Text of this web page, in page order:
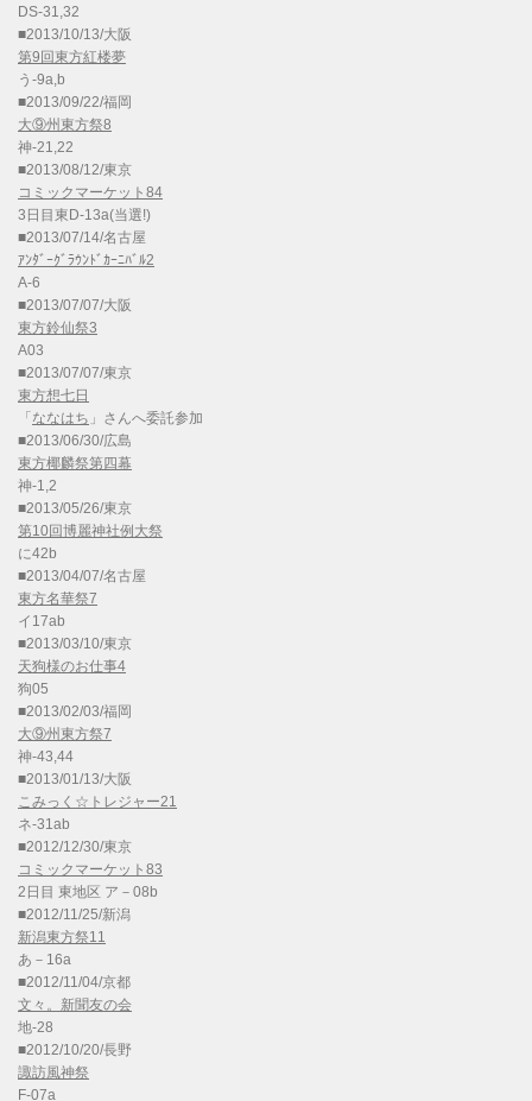
DS-31,32
■2013/10/13/大阪
第9回東方紅楼夢
う-9a,b
■2013/09/22/福岡
大⑨州東方祭8
神-21,22
■2013/08/12/東京
コミックマーケット84
3日目東D-13a(当選!)
■2013/07/14/名古屋
ｱﾝﾀﾞｰｸﾞﾗｳﾝﾄﾞｶｰﾆﾊﾞﾙ2
A-6
■2013/07/07/大阪
東方鈴仙祭3
A03
■2013/07/07/東京
東方想七日
「 ななはち 」さんへ委託参加
■2013/06/30/広島
東方椰麟祭第四幕
神-1,2
■2013/05/26/東京
第10回博麗神社例大祭
に42b
■2013/04/07/名古屋
東方名華祭7
イ17ab
■2013/03/10/東京
天狗様のお仕事4
狗05
■2013/02/03/福岡
大⑨州東方祭7
神-43,44
■2013/01/13/大阪
こみっく☆トレジャー21
ネ-31ab
■2012/12/30/東京
コミックマーケット83
2日目 東地区 ア－08b
■2012/11/25/新潟
新潟東方祭11
あ－16a
■2012/11/04/京都
文々。新聞友の会
地-28
■2012/10/20/長野
諏訪風神祭
F-07a